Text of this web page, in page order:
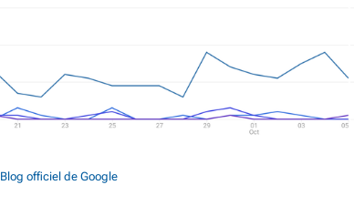
Blog officiel de Google